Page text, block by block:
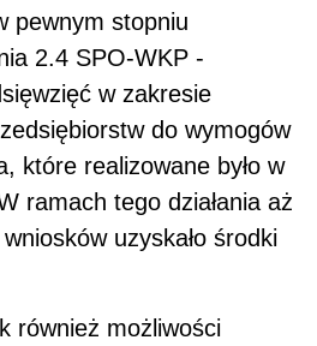
pewnym stopniu
2.4 SPO-WKP -
w zakresie
do wymogów
które realizowane było w
ramach tego działania aż
uzyskało środki
również możliwości